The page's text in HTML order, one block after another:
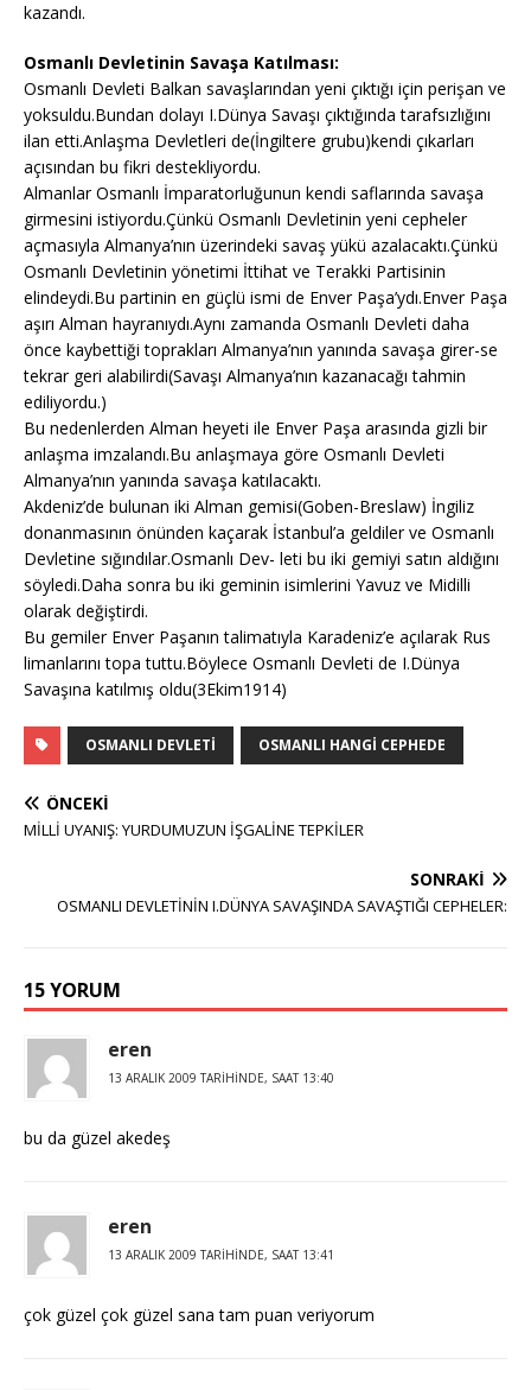
kazandı.
Osmanlı Devletinin Savaşa Katılması:
Osmanlı Devleti Balkan savaşlarından yeni çıktığı için perişan ve
yoksuldu.Bundan dolayı I.Dünya Savaşı çıktığında tarafsızlığını
ilan etti.Anlaşma Devletleri de(İngiltere grubu)kendi çıkarları
açısından bu fikri destekliyordu.
Almanlar Osmanlı İmparatorluğunun kendi saflarında savaşa
girmesini istiyordu.Çünkü Osmanlı Devletinin yeni cepheler
açmasıyla Almanya’nın üzerindeki savaş yükü azalacaktı.Çünkü
Osmanlı Devletinin yönetimi İttihat ve Terakki Partisinin
elindeydi.Bu partinin en güçlü ismi de Enver Paşa’ydı.Enver Paşa
aşırı Alman hayranıydı.Aynı zamanda Osmanlı Devleti daha
önce kaybettiği toprakları Almanya’nın yanında savaşa girer-se
tekrar geri alabilirdi(Savaşı Almanya’nın kazanacağı tahmin
ediliyordu.)
Bu nedenlerden Alman heyeti ile Enver Paşa arasında gizli bir
anlaşma imzalandı.Bu anlaşmaya göre Osmanlı Devleti
Almanya’nın yanında savaşa katılacaktı.
Akdeniz’de bulunan iki Alman gemisi(Goben-Breslaw) İngiliz
donanmasının önünden kaçarak İstanbul’a geldiler ve Osmanlı
Devletine sığındılar.Osmanlı Dev- leti bu iki gemiyi satın aldığını
söyledi.Daha sonra bu iki geminin isimlerini Yavuz ve Midilli
olarak değiştirdi.
Bu gemiler Enver Paşanın talimatıyla Karadeniz’e açılarak Rus
limanlarını topa tuttu.Böylece Osmanlı Devleti de I.Dünya
Savaşına katılmış oldu(3Ekim1914)
OSMANLI DEVLETI OSMANLI HANGI CEPHEDE
ÖNCEKI
MİLLİ UYANIŞ: YURDUMUZUN İŞGALİNE TEPKİLER
SONRAKI
OSMANLI DEVLETİNİN I.DÜNYA SAVAŞINDA SAVAŞTIĞI CEPHELER:
15 YORUM
eren
13 ARALIK 2009 TARIHINDE, SAAT 13:40
bu da güzel akedeş
eren
13 ARALIK 2009 TARIHINDE, SAAT 13:41
çok güzel çok güzel sana tam puan veriyorum